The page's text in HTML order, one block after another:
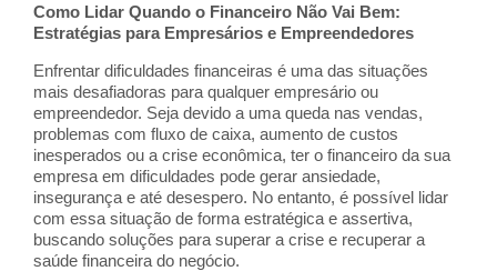
Como Lidar Quando o Financeiro Não Vai Bem:
Estratégias para Empresários e Empreendedores
Enfrentar dificuldades financeiras é uma das situações
mais desafiadoras para qualquer empresário ou
empreendedor. Seja devido a uma queda nas vendas,
problemas com fluxo de caixa, aumento de custos
inesperados ou a crise econômica, ter o financeiro da sua
empresa em dificuldades pode gerar ansiedade,
insegurança e até desespero. No entanto, é possível lidar
com essa situação de forma estratégica e assertiva,
buscando soluções para superar a crise e recuperar a
saúde financeira do negócio.